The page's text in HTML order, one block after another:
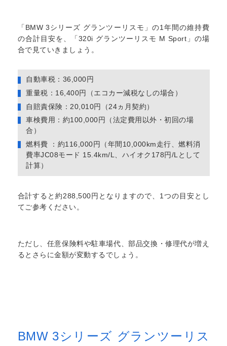
「BMW 3シリーズ グランツーリスモ」の1年間の維持費
の合計目安を、「320i グランツーリスモ M Sport」の場
合で見ていきましょう。
自動車税：36,000円
重量税：16,400円（エコカー減税なしの場合）
自賠責保険：20,010円（24ヵ月契約）
車検費用：約100,000円（法定費用以外・初回の場
合）
燃料費 ：約116,000円（年間10,000km走行、燃料消
費率JC08モード 15.4km/L、ハイオク178円/Lとして
計算）
合計すると約288,500円となりますので、1つの目安とし
てご参考ください。
ただし、任意保険料や駐車場代、部品交換・修理代が増え
るとさらに金額が変動するでしょう。
BMW 3シリーズ グランツーリス